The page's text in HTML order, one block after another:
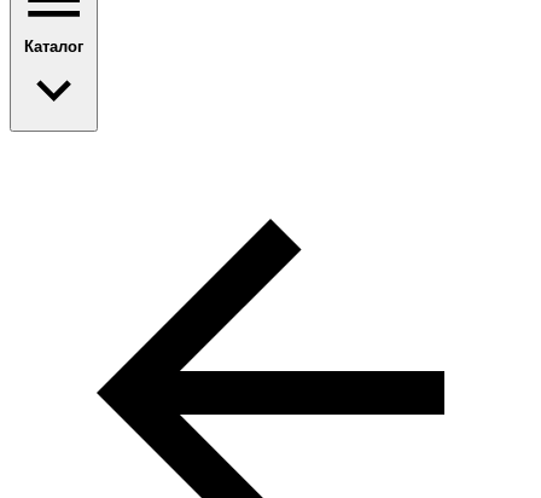
Каталог